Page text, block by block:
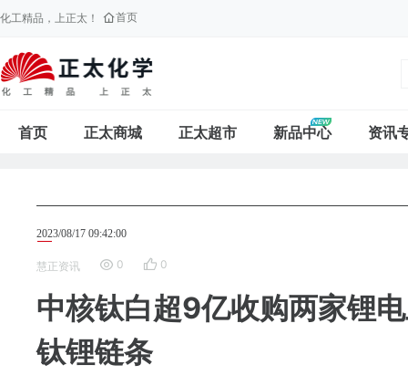
化工精品，上正太！ 首页
首页 正太商城 正太超市 新品中心 资讯
2023/08/17 09:42:00
慧正资讯 0 0
中核钛白超9亿收购两家锂
钛锂链条